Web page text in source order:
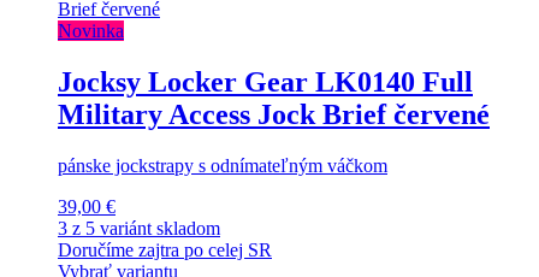
Novinka
Jocksy Locker Gear LK0140 Full
Military Access Jock Brief červené
pánske jockstrapy s odnímateľným váčkom
39,00 €
3 z 5 variánt skladom
Doručíme zajtra po celej SR
Vybrať variantu